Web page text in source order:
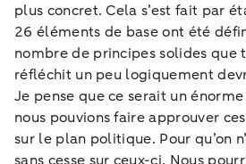
plus concret. Cela s’est fait par
26 éléments de base ont été
nombre de principes solides que
réfléchit un peu logiquement
Je pense que ce serait un
nous pouvions faire approuver
sur le plan politique. Pour qu’on